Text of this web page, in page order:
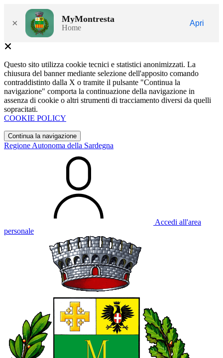
× MyMontresta
Home
Apri
Questo sito utilizza cookie tecnici e statistici anonimizzati. La
chiusura del banner mediante selezione dell'apposito comando
contraddistinto dalla X o tramite il pulsante "Continua la
navigazione" comporta la continuazione della navigazione in
assenza di cookie o altri strumenti di tracciamento diversi da quelli
sopracitati.
COOKIE POLICY
Continua la navigazione
Regione Autonoma della Sardegna
Accedi all'area
personale